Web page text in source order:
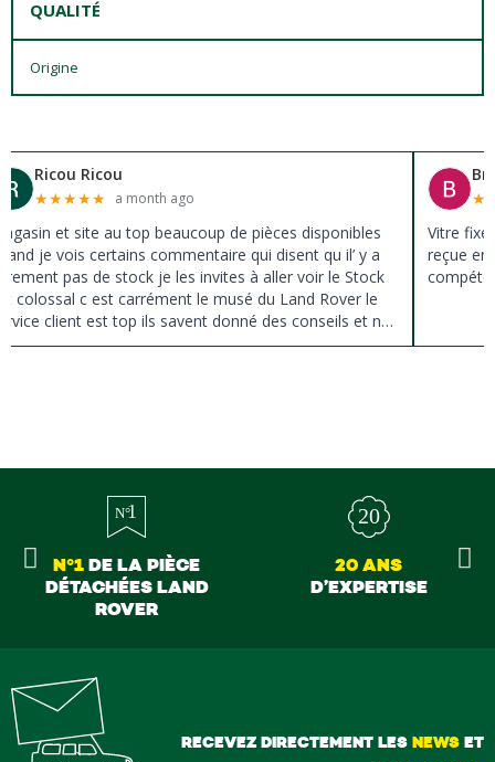
QUALITÉ
Origine
Ricou Ricou
★★★★★ a month ago
et site au top beaucoup de pièces disponibles
je vois certains commentaire qui disent qu il’ y a
pas de stock je les invites à aller voir le Stock
colossal c est carrément le musé du Land Rover le
client est top ils savent donné des conseils et ne
pas à la vente ils sont vraiment au top du top
★
Vitre
reçue
N°1DE LA PIÈCE
DÉTACHÉES LAND
ROVER
20 ANS
D’EXPERTISE
RECEVEZ DIRECTEMENT LES NEWSET